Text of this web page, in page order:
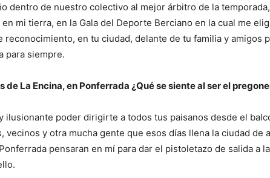
dentro de nuestro colectivo al mejor árbitro de la
mi tierra, en la Gala del Deporte Berciano en la cual me
reconocimiento, en tu ciudad, delante de tu familia y amigos
para siempre.
de La Encina, en Ponferrada ¿Qué se siente al ser el
ilusionante poder dirigirte a todos tus paisanos desde el
vecinos y otra mucha gente que esos días llena la ciudad de
pensaran en mí para dar el pistoletazo de salida a